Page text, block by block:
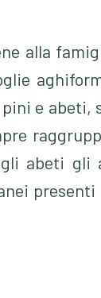
alla
e abeti,
abeti gli
bacino